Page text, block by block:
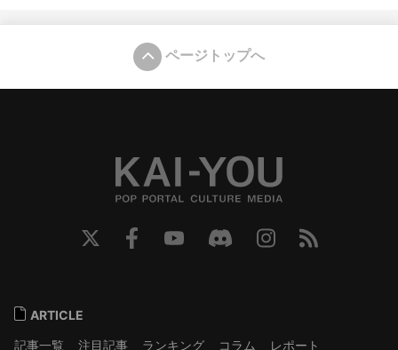
ページトップへ
ARTICLE
記事一覧
注目記事 ランキング コラム
レポート